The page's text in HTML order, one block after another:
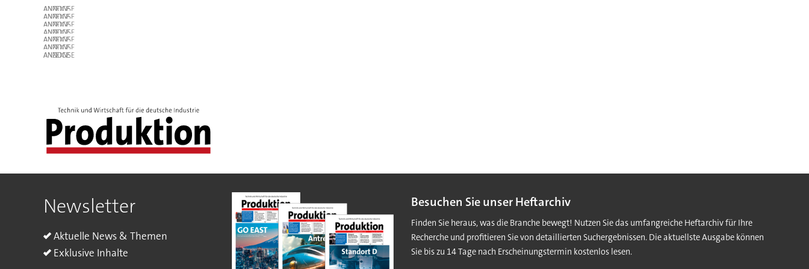
ANZEIGE
ANZEIGE
ANZEIGE
ANZEIGE
ANZEIGE
ANZEIGE
ANZEIGE
Newsletter
Aktuelle News & Themen
Exklusive Inhalte
Besuchen Sie unser Heftarchiv
Finden Sie heraus, was die Branche bewegt! Nutzen Sie das umfangreiche Heftarchiv für Ihre
Recherche und profitieren Sie von detaillierten Suchergebnissen. Die aktuellste Ausgabe können
Sie bis zu 14 Tage nach Erscheinungstermin kostenlos lesen.